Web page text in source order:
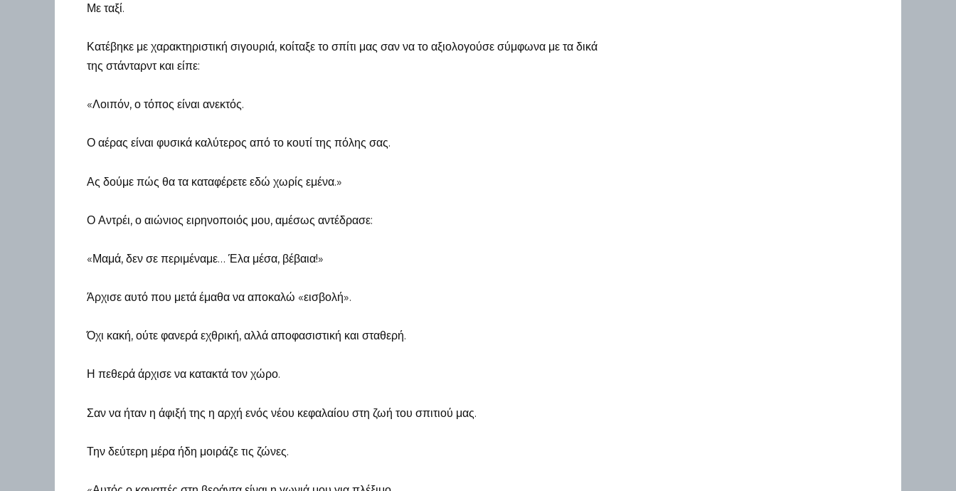
Με ταξί.
Κατέβηκε με χαρακτηριστική σιγουριά, κοίταξε το σπίτι μας σαν να το αξιολογούσε σύμφωνα με τα δικά
της στάνταρντ και είπε:
«Λοιπόν, ο τόπος είναι ανεκτός.
Ο αέρας είναι φυσικά καλύτερος από το κουτί της πόλης σας.
Ας δούμε πώς θα τα καταφέρετε εδώ χωρίς εμένα.»
Ο Αντρέι, ο αιώνιος ειρηνοποιός μου, αμέσως αντέδρασε:
«Μαμά, δεν σε περιμέναμε… Έλα μέσα, βέβαια!»
Άρχισε αυτό που μετά έμαθα να αποκαλώ «εισβολή».
Όχι κακή, ούτε φανερά εχθρική, αλλά αποφασιστική και σταθερή.
Η πεθερά άρχισε να κατακτά τον χώρο.
Σαν να ήταν η άφιξή της η αρχή ενός νέου κεφαλαίου στη ζωή του σπιτιού μας.
Την δεύτερη μέρα ήδη μοιράζε τις ζώνες.